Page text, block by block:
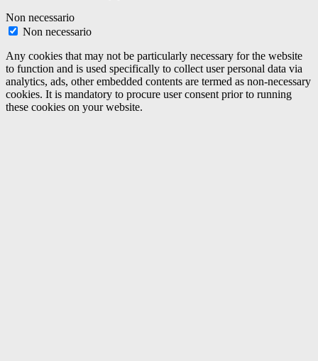
Non necessario
Non necessario
Any cookies that may not be particularly necessary for the website
to function and is used specifically to collect user personal data via
analytics, ads, other embedded contents are termed as non-necessary
cookies. It is mandatory to procure user consent prior to running
these cookies on your website.